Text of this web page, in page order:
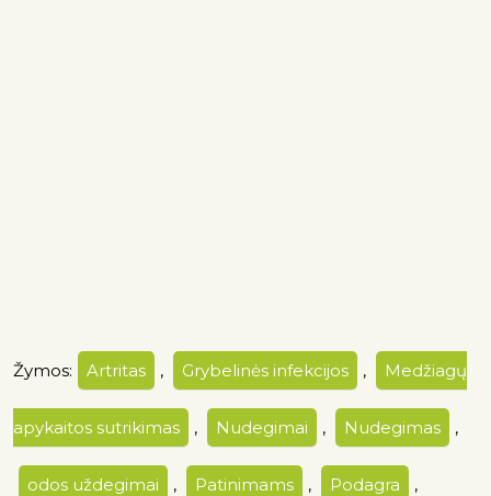
Žymos: Artritas , Grybelinės infekcijos , Medžiagų
apykaitos sutrikimas , Nudegimai , Nudegimas ,
odos uždegimai , Patinimams , Podagra ,